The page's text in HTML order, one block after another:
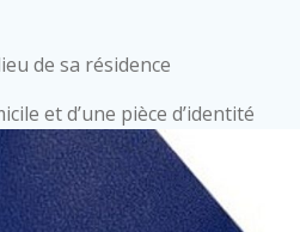
de sa résidence
et d’une pièce d’identité